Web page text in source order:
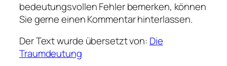
bedeutungsvollen Fehler bemerken, können
Sie gerne einen Kommentar hinterlassen.
Der Text wurde übersetzt von: Die
Traumdeutung